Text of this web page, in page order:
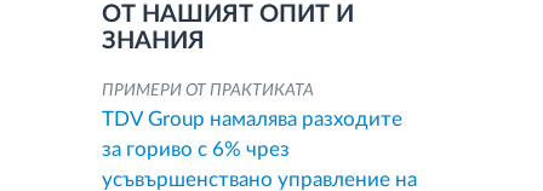
ОТ НАШИЯТ ОПИТ И
ЗНАНИЯ
ПРИМЕРИ ОТ ПРАКТИКАТА
TDV Group намалява разходите
за гориво с 6% чрез
усъвършенствано управление на